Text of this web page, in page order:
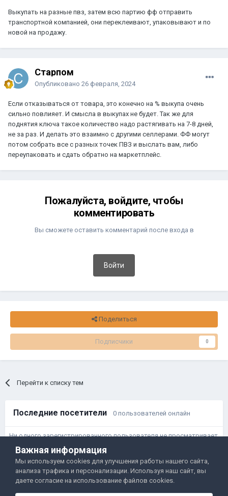
Выкупать на разные пвз, затем всю партию фф отправить
транспортной компанией, они переклеивают, упаковывают и по
новой на продажу.
Старпом
Опубликовано 26 февраля, 2024
Если отказываться от товара, это конечно на % выкупа очень
сильно повлияет. И смысла в выкупах не будет. Так же для
поднятия ключа такое количество надо растягивать на 7-8 дней,
не за раз. И делать это взаимно с другими селлерами. ФФ могут
потом собрать все с разных точек ПВЗ и выслать вам, либо
переупаковать и сдать обратно на маркетплейс.
Пожалуйста, войдите, чтобы
комментировать
Вы сможете оставить комментарий после входа в
Войти
Поделиться
Подписчики 0
Перейти к списку тем
Последние посетители 0 пользователей онлайн
Ни одного зарегистрированного пользователя не просматривает
данную страницу
Правила и условия
Политика обработки данных
Важная информация
Мы используем cookies для улучшения работы нашего сайта,
анализа трафика и персонализации. Используя наш сайт, вы
даете согласие на использование файлов cookies.